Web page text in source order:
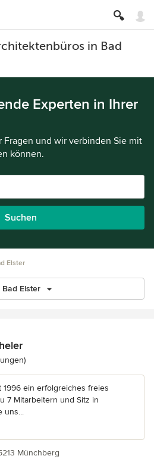
in Bad
Experten in Ihrer
Fragen und wir verbinden Sie mit
können.
Suchen
Elster
Bad Elster
4.7 von 5 Sternen
1996 ein erfolgreiches freies
Mitarbeitern und Sitz in
uns...
Münchberg